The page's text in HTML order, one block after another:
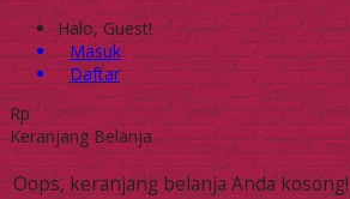
Halo, Guest!
Masuk
Daftar
Rp
Keranjang Belanja
Oops, keranjang belanja Anda kosong!